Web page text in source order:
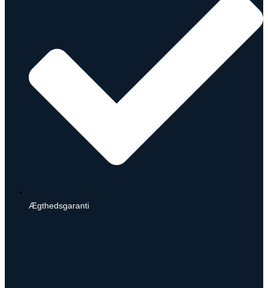
Ægthedsgaranti